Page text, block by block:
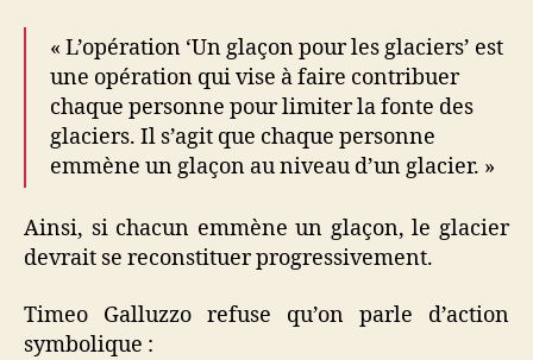
« L’opération ‘Un glaçon pour les glaciers’ est
une opération qui vise à faire contribuer
chaque personne pour limiter la fonte des
glaciers. Il s’agit que chaque personne
emmène un glaçon au niveau d’un glacier. »
Ainsi, si chacun emmène un glaçon, le glacier
devrait se reconstituer progressivement.
Timeo Galluzzo refuse qu’on parle d’action
symbolique :